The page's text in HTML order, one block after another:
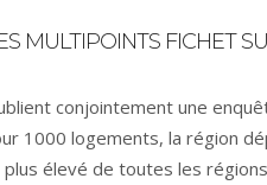
MULTIPOINTS FICHET
conjointement une
1000 logements, la région
élevé de toutes les